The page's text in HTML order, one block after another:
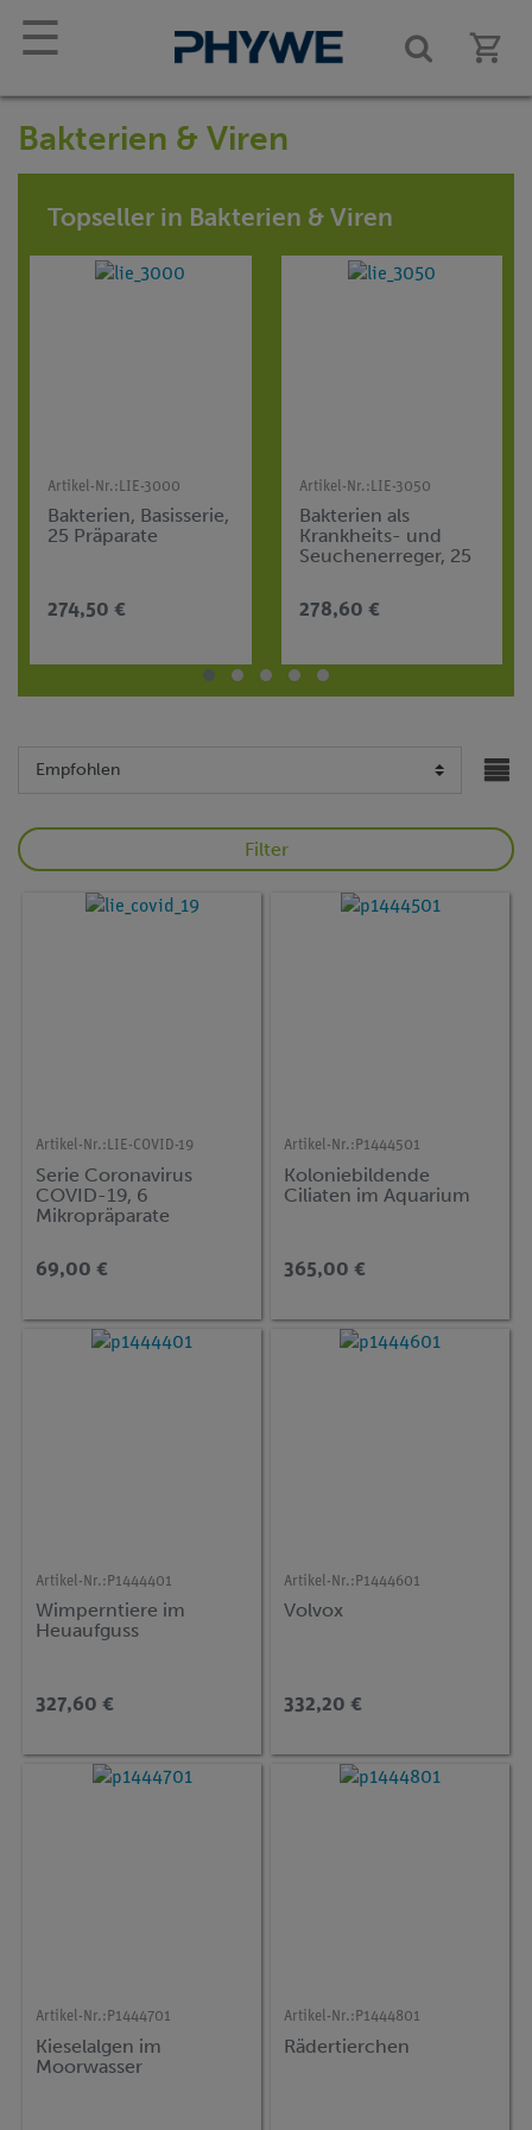
☰
Bakterien & Viren
Topseller in Bakterien & Viren
Artikel-Nr.: LIE-3000
Bakterien, Basisserie,
25 Präparate
274,50 €
Artikel-Nr.: LIE-3050
Bakterien als
Krankheits- und
Seuchenerreger, 25
278,60 €
Filter
Artikel-Nr.: LIE-COVID-19
Serie Coronavirus
COVID-19, 6
Mikropräparate
69,00 €
Artikel-Nr.: P1444501
Koloniebildende
Ciliaten im Aquarium
365,00 €
Artikel-Nr.: P1444401
Wimperntiere im
Heuaufguss
327,60 €
Artikel-Nr.: P1444601
Volvox
332,20 €
Artikel-Nr.: P1444701
Kieselalgen im
Moorwasser
Artikel-Nr.: P1444801
Rädertierchen